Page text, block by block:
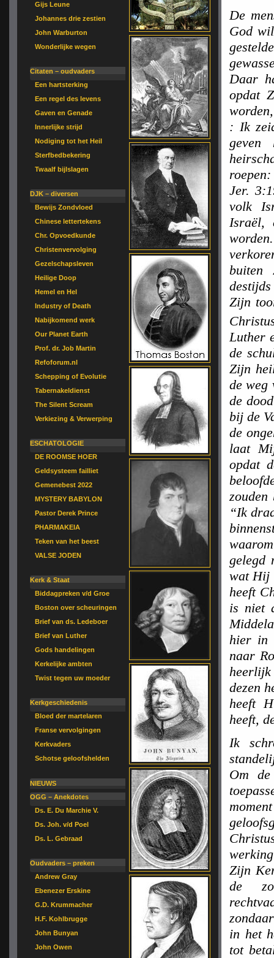
Gijs Leune
Johannes drie zestien
John Warburton
Wonderlijke wegen
Citaten – oudvaders
Een hartsterking
Een regel des levens
Gaven en Genade
Innerlijke strijd
Nodiging tot het Heil
Sterfbedbekering
Twaalf bijlslagen
DJK – diversen
Bewijs Zondvloed
Chinese lettertekens
Chr. Opvoedkunde
Christenvervolging
Gezelschapsleven
Heilige Doop
Hemel en Hel
Industry of Death
Nabijkomend werk
Our Planet Earth
Prof. dr. Job Martin
Refoforum.nl
Schepping of Evolutie
Tabernakeldienst
The Silent Scream
Verkiezing & Verwerping
ESCHATOLOGIE
DE ROOMSE HOER
Geldsysteem failliet
Gemenebest 2022
MYSTERY BABYLON
Pastor Derek Prince
PHARMAKEIA
Teken van het beest
VALSE JODEN
Kerk & Staat
Biddagpreken v/d Groe
Boston over scheuringen
Brief van ds. Ledeboer
Brief van Luther
Gods handelingen
Kerkelijke ambten
Twist tegen uw moeder
Kerkgeschiedenis
Bloed der martelaren
Franse vervolgingen
Kerkvaders
Schotse geloofshelden
NIEUWS
OGG – Anekdotes
Ds. E. Du Marchie V.
Ds. Joh. v/d Poel
Ds. L. Gebraad
Oudvaders – preken
Andrew Gray
Ebenezer Erskine
G.D. Krummacher
H.F. Kohlbrugge
John Bunyan
John Owen
De
God
Daar
opdat
: Ik
geven
Jer.
volk
Israël,
buiten
Zijn
Luther
de
Zijn
de weg
de
bij de
de
laat
opdat
“Ik
gelegd
wat Hij
heeft
is niet
hier in
naar
heerlijk
dezen
heeft
heeft,
Ik
Om
Zijn
de
in het
tot